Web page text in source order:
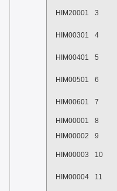
HIM20001 3
HIM00301 4
HIM00401 5
HIM00501 6
HIM00601 7
HIM00001
8
HIM00002
9
HIM00003 10
HIM00004 11